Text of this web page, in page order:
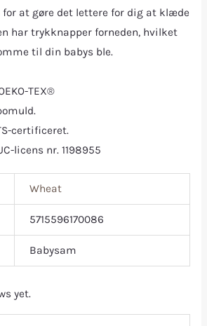
at gøre det lettere for dig at klæde
har trykknapper forneden, hvilket
til din babys ble.
TEX®
certificeret.
licens nr. 1198955
Wheat
5715596170086
Babysam
yet.